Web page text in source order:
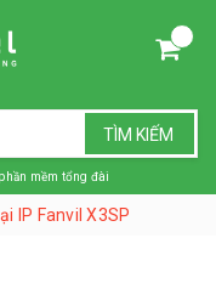
TÌM KIẾM
phần mềm tổng đài
IP Fanvil X3SP